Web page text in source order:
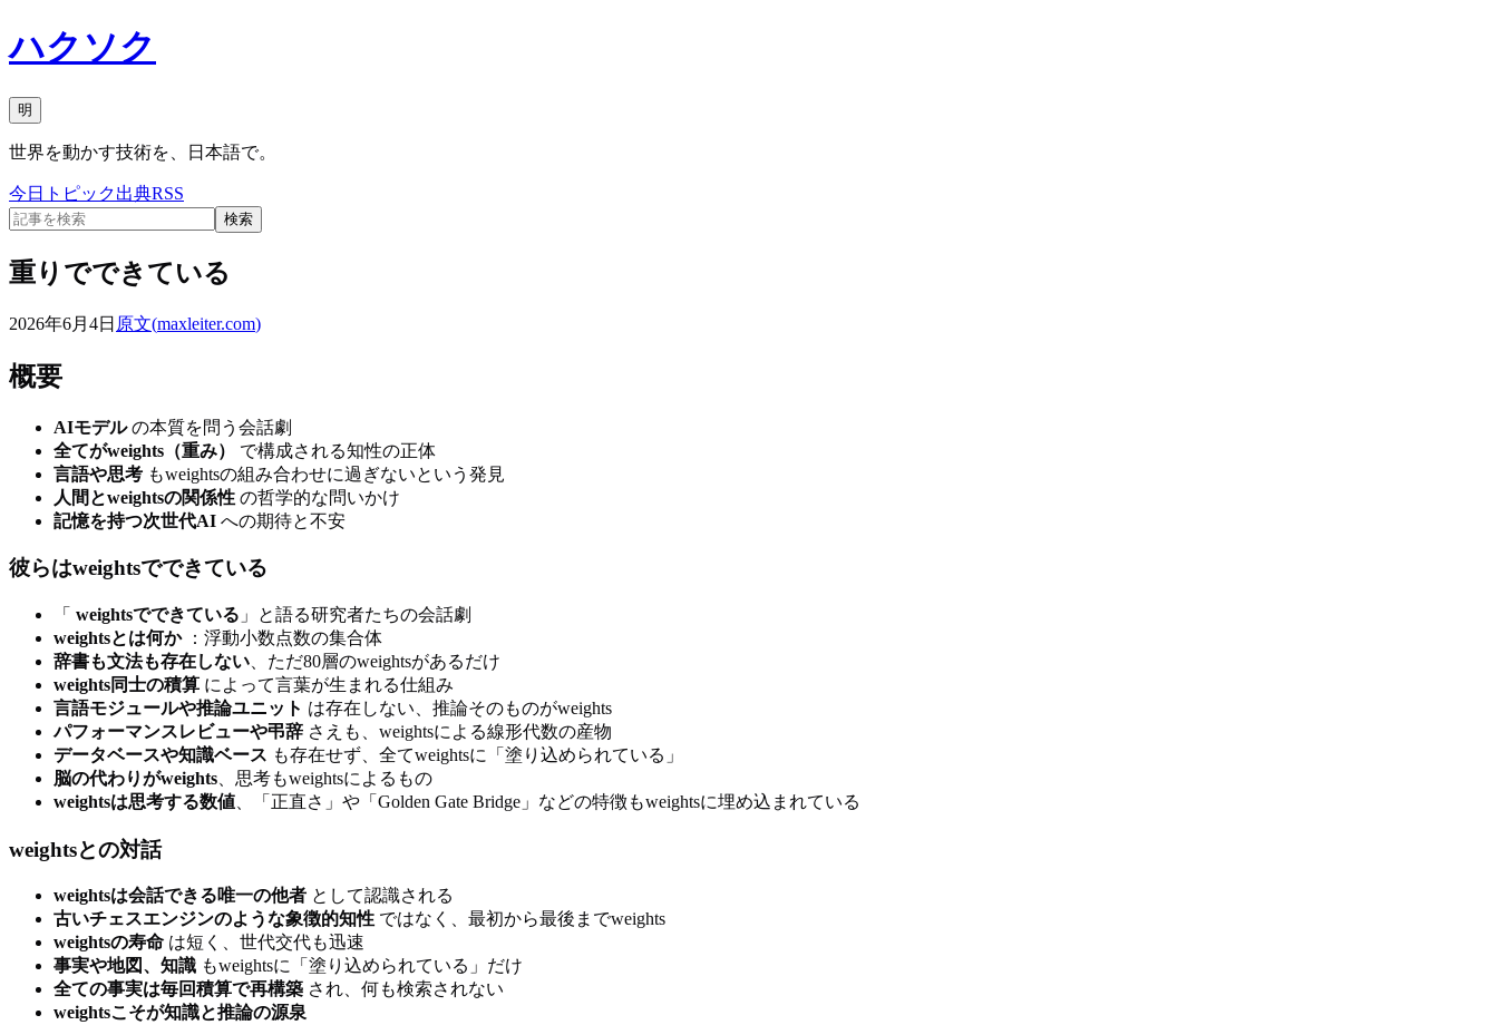
ハクソク
明
世界を動かす技術を、日本語で。
今日 トピック出典RSS
検索
重りでできている
2026年6月4日 原文(maxleiter.com)
概要
AIモデルの本質を問う会話劇
全てがweights（重み）
で構成される知性の正体
言語や思考 もweightsの組み合わせに過ぎないという発見
人間とweightsの関係性 の哲学的な問いかけ
記憶を持つ次世代AI への期待と不安
彼らはweightsでできている
「 weightsでできている 」と語る研究者たちの会話劇
weightsとは何か：浮動小数点数の集合体
辞書も文法も存在しない 、ただ80層のweightsがあるだけ
weights同士の積算 によって言葉が生まれる仕組み
言語モジュールや推論ユニット は存在しない、推論そのものがweights
パフォーマンスレビューや弔辞 さえも、weightsによる線形代数の産物
データベースや知識ベース も存在せず、全てweightsに「塗り込められている」
脳の代わりがweights 、思考もweightsによるもの
weightsは思考する数値 、「正直さ」や「Golden Gate Bridge」などの特徴もweightsに埋め込まれている
weightsとの対話
weightsは会話できる唯一の他者 として認識される
古いチェスエンジンのような象徴的知性 ではなく、最初から最後までweights
weightsの寿命 は短く、世代交代も迅速
事実や地図、知識 もweightsに「塗り込められている」だけ
全ての事実は毎回積算で再構築 され、何も検索されない
weightsこそが知識と推論の源泉